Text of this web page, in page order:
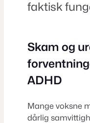
faktisk
Skam og
ADHD
Mange voksne
dårlig